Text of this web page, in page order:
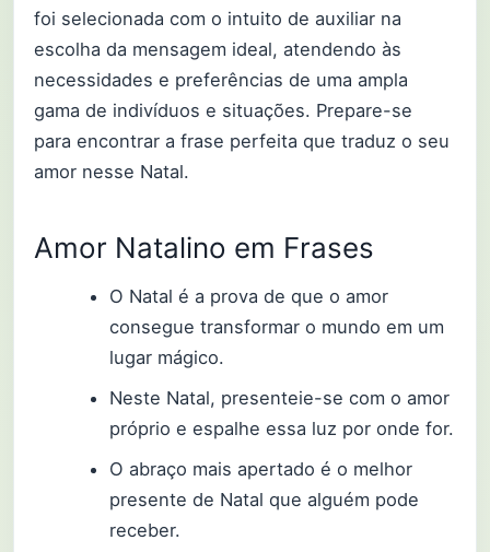
foi selecionada com o intuito de auxiliar na
escolha da mensagem ideal, atendendo às
necessidades e preferências de uma ampla
gama de indivíduos e situações. Prepare-se
para encontrar a frase perfeita que traduz o seu
amor nesse Natal.
Amor Natalino em Frases
O Natal é a prova de que o amor
consegue transformar o mundo em um
lugar mágico.
Neste Natal, presenteie-se com o amor
próprio e espalhe essa luz por onde for.
O abraço mais apertado é o melhor
presente de Natal que alguém pode
receber.